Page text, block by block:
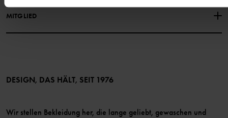
Medien
Facebook
MITGLIED
Mitglied werden
DESIGN, DAS HÄLT, SEIT 1976
Wir stellen Bekleidung her, die lange geliebt, gewaschen und